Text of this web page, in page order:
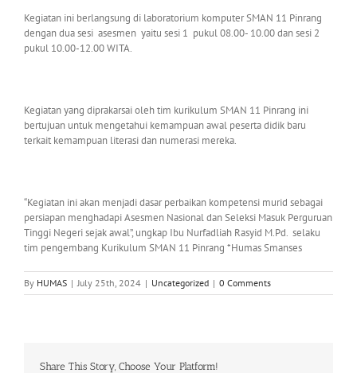
Kegiatan ini berlangsung di laboratorium komputer SMAN 11 Pinrang
dengan dua sesi asesmen yaitu sesi 1 pukul 08.00- 10.00 dan sesi 2
pukul 10.00-12.00 WITA.
Kegiatan yang diprakarsai oleh tim kurikulum SMAN 11 Pinrang ini
bertujuan untuk mengetahui kemampuan awal peserta didik baru
terkait kemampuan literasi dan numerasi mereka.
“Kegiatan ini akan menjadi dasar perbaikan kompetensi murid sebagai
persiapan menghadapi Asesmen Nasional dan Seleksi Masuk Perguruan
Tinggi Negeri sejak awal”, ungkap Ibu Nurfadliah Rasyid M.Pd. selaku
tim pengembang Kurikulum SMAN 11 Pinrang *Humas Smanses
By HUMAS | July 25th, 2024 | Uncategorized | 0 Comments
Share This Story, Choose Your Platform!